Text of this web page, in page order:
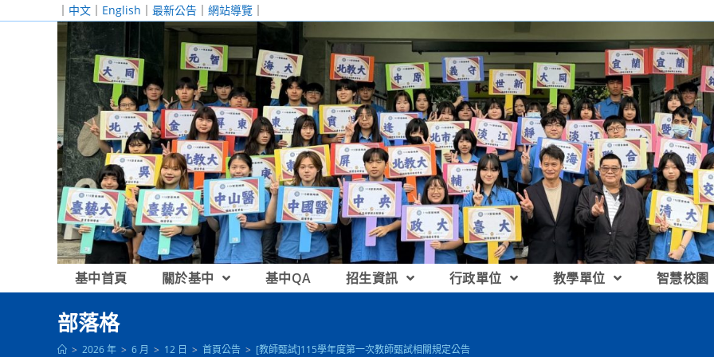
｜ 中文 ｜ English ｜ 最新公告 ｜ 網站導覽 ｜
基中首頁 關於基中 基中QA 招生資訊 行政單位 教學單位 智慧校園
部落格
> 2026 年 > 6 月 > 12 日 > 首頁公告 > [教師甄試]115學年度第一次教師甄試相關規定公告